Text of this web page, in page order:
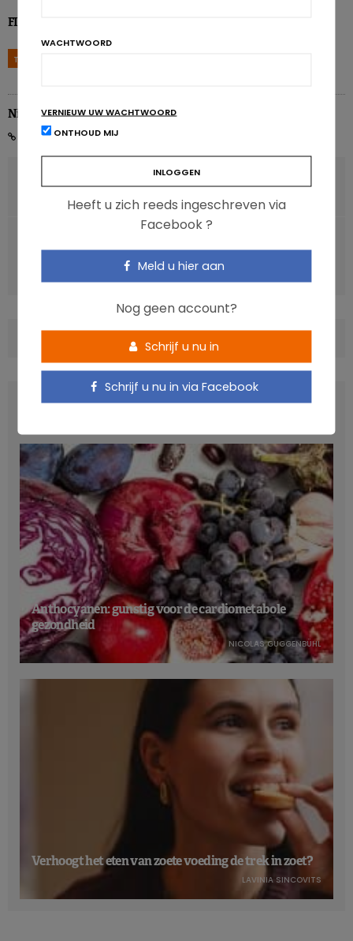
FIA nr 19 – Juni 2013
TAGS
Nicolas Guggenbühl
VORIG ARTIKEL
Kinderen eten meer groenten als ze op jonge leeftijd
voedingsvoorlichting krijgen
LATEST POSTS
Anthocyanen: gunstig voor de cardiometabole
gezondheid
NICOLAS GUGGENBÜHL
Verhoogt het eten van zoete voeding de trek in zoet?
LAVINIA SINCOVITS
WACHTWOORD
VERNIEUW UW WACHTWOORD
ONTHOUD MIJ
Heeft u zich reeds ingeschreven via
Facebook ?
Meld u hier aan
Nog geen account?
Schrijf u nu in
Schrijf u nu in via Facebook